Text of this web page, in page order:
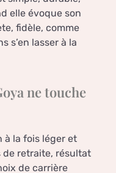
elle évoque son
fidèle, comme
s’en lasser à la
ne touche
à la fois léger et
de retraite, résultat
de carrière